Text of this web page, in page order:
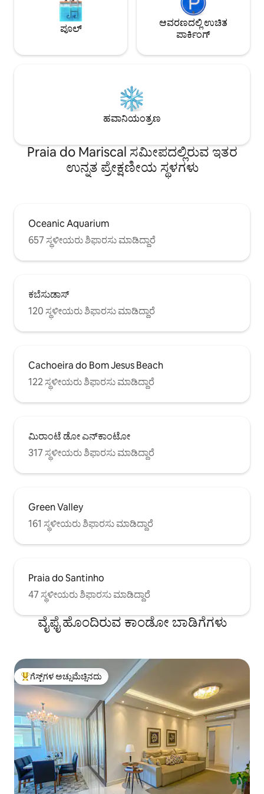
ಪೂಲ್
ಆವರಣದಲ್ಲಿ ಉಚಿತ
ಪಾರ್ಕಿಂಗ್
ಹವಾನಿಯಂತ್ರಣ
Praia do Mariscal ಸಮೀಪದಲ್ಲಿರುವ ಇತರ
ಉನ್ನತ ಪ್ರೇಕ್ಷಣೀಯ ಸ್ಥಳಗಳು
Oceanic Aquarium
657 ಸ್ಥಳೀಯರು ಶಿಫಾರಸು ಮಾಡಿದ್ದಾರೆ
ಕಬೆಸುಡಾಸ್
120 ಸ್ಥಳೀಯರು ಶಿಫಾರಸು ಮಾಡಿದ್ದಾರೆ
Cachoeira do Bom Jesus Beach
122 ಸ್ಥಳೀಯರು ಶಿಫಾರಸು ಮಾಡಿದ್ದಾರೆ
ಮಿರಾಂಟೆ ಡೋ ಎನ್‌ಕಾಂಟೋ
317 ಸ್ಥಳೀಯರು ಶಿಫಾರಸು ಮಾಡಿದ್ದಾರೆ
Green Valley
161 ಸ್ಥಳೀಯರು ಶಿಫಾರಸು ಮಾಡಿದ್ದಾರೆ
Praia do Santinho
47 ಸ್ಥಳೀಯರು ಶಿಫಾರಸು ಮಾಡಿದ್ದಾರೆ
ವೈಫೈ ಹೊಂದಿರುವ ಕಾಂಡೋ ಬಾಡಿಗೆಗಳು
ಗೆಸ್ಟ್‌ಗಳಿಗೆ ಅತಿ ಹೆಚ್ಚು ಅಚ್ಚುಮೆಚ್ಚಿನದು
ಗೆಸ್ಟ್‌ಗಳ ಅಚ್ಚುಮೆಚ್ಚಿನದು